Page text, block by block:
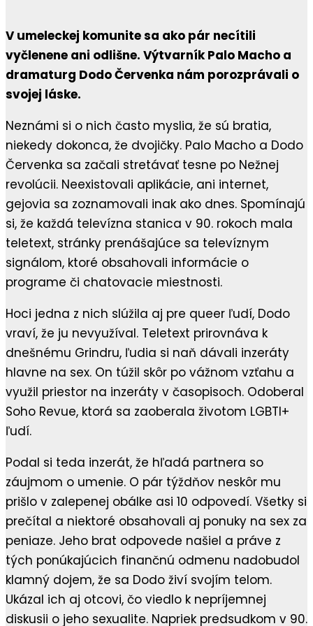
V umeleckej komunite sa ako pár necítili
vyčlenene ani odlišne. Výtvarník Palo Macho a
dramaturg Dodo Červenka nám porozprávali o
svojej láske.
Neznámi si o nich často myslia, že sú bratia,
niekedy dokonca, že dvojičky. Palo Macho a Dodo
Červenka sa začali stretávať tesne po Nežnej
revolúcii. Neexistovali aplikácie, ani internet,
gejovia sa zoznamovali inak ako dnes. Spomínajú
si, že každá televízna stanica v 90. rokoch mala
teletext, stránky prenášajúce sa televíznym
signálom, ktoré obsahovali informácie o
programe či chatovacie miestnosti.
Hoci jedna z nich slúžila aj pre queer ľudí, Dodo
vraví, že ju nevyužíval. Teletext prirovnáva k
dnešnému Grindru, ľudia si naň dávali inzeráty
hlavne na sex. On túžil skôr po vážnom vzťahu a
využil priestor na inzeráty v časopisoch. Odoberal
Soho Revue, ktorá sa zaoberala životom LGBTI+
ľudí.
Podal si teda inzerát, že hľadá partnera so
záujmom o umenie. O pár týždňov neskôr mu
prišlo v zalepenej obálke asi 10 odpovedí. Všetky si
prečítal a niektoré obsahovali aj ponuky na sex za
peniaze. Jeho brat odpovede našiel a práve z
tých ponúkajúcich finančnú odmenu nadobudol
klamný dojem, že sa Dodo živí svojím telom.
Ukázal ich aj otcovi, čo viedlo k nepríjemnej
diskusii o jeho sexualite. Napriek predsudkom v 90.